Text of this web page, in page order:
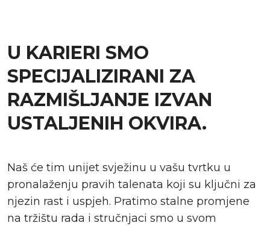
U KARIERI SMO
SPECIJALIZIRANI ZA
RAZMIŠLJANJE IZVAN
USTALJENIH OKVIRA.
Naš će tim unijet svježinu u vašu tvrtku u
pronalaženju pravih talenata koji su ključni za
njezin rast i uspjeh. Pratimo stalne promjene
na tržištu rada i stručnjaci smo u svom